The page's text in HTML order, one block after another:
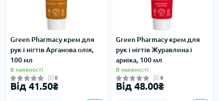
Green Pharmacy крем для
рук і нігтів Арганова олія,
100 мл
В наявності
0
Від 41.50₴
Green Pharmacy крем для
рук і нігтів Журавлина і
арніка, 100 мл
В наявності
0
Від 48.00₴